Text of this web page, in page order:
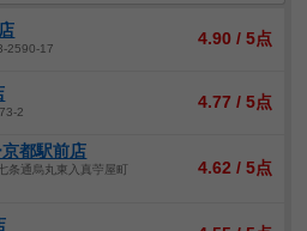
2590-17
4.90 / 5点
2
4.77 / 5点
都駅前店
条通烏丸東入真苧屋町
4.62 / 5点